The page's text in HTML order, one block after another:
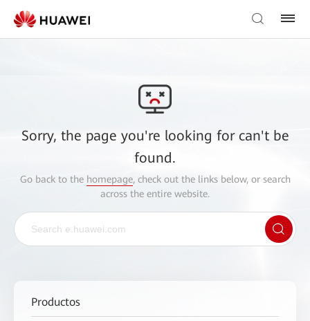
Sorry, the page you're looking for can't be
found.
Go back to the homepage, check out the links below, or search
across the entire website.
Productos